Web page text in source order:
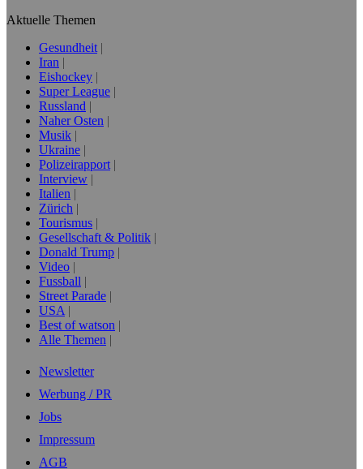
Aktuelle Themen
Gesundheit
Iran
Eishockey
Super League
Russland
Naher Osten
Musik
Ukraine
Polizeirapport
Interview
Italien
Zürich
Tourismus
Gesellschaft & Politik
Donald Trump
Video
Fussball
Street Parade
USA
Best of watson
Alle Themen
Newsletter
Werbung / PR
Jobs
Impressum
AGB